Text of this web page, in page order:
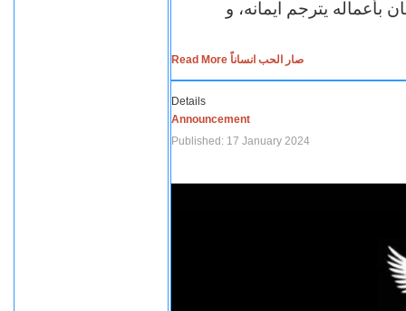
بأعماله يترجم ايمانه، و
Read More صار الحب انساناً
Details
Announcement
Published: 17 January 2024